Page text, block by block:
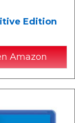
Edition
Amazon